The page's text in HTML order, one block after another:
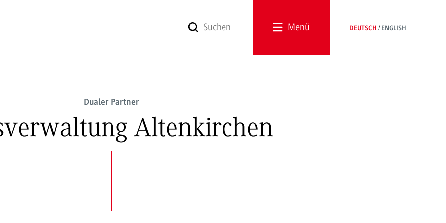
Menü DEUTSCH ENGLISH
Dualer Partner
Altenkirchen